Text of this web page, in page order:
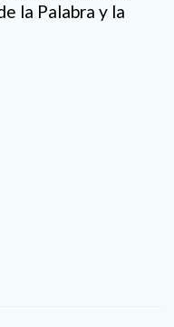
la Palabra y la